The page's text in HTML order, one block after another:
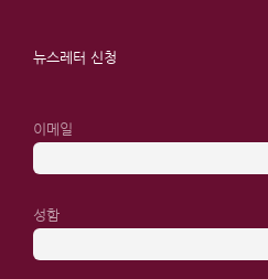
뉴스레터 신청
이메일
성함